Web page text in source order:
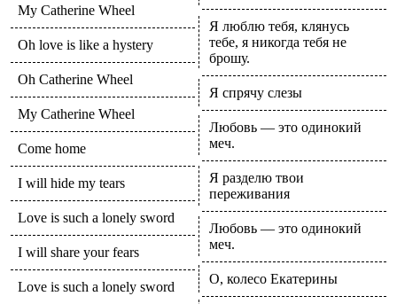
My Catherine Wheel
Oh love is like a hystery
Oh Catherine Wheel
My Catherine Wheel
Come home
I will hide my tears
Love is such a lonely sword
I will share your fears
Love is such a lonely sword
Я люблю тебя, клянусь
тебе, я никогда тебя не
брошу.
Я спрячу слезы
Любовь — это одинокий
меч.
Я разделю твои
переживания
Любовь — это одинокий
меч.
О, колесо Екатерины